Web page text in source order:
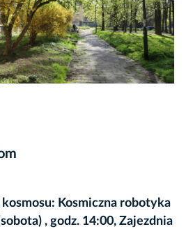
Kosmiczna robotyka
, godz. 14:00, Zajezdnia